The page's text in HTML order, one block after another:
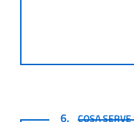
COSA SERVE
6. COSA